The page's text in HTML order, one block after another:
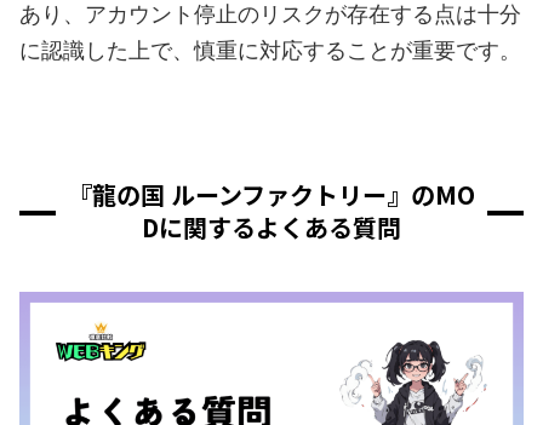
あり、アカウント停止のリスクが存在する点は十分
に認識した上で、慎重に対応することが重要です。
『龍の国 ルーンファクトリー』のMO
Dに関するよくある質問